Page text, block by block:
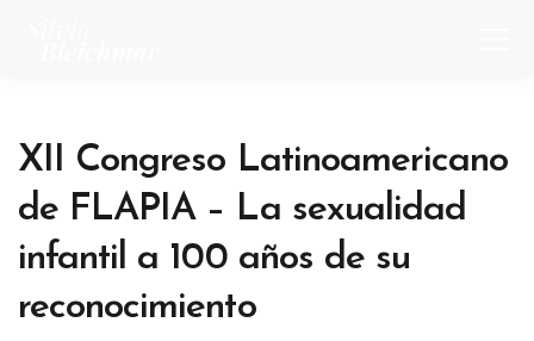
XII Congreso Latinoamericano
de FLAPIA – La sexualidad
infantil a 100 años de su
reconocimiento